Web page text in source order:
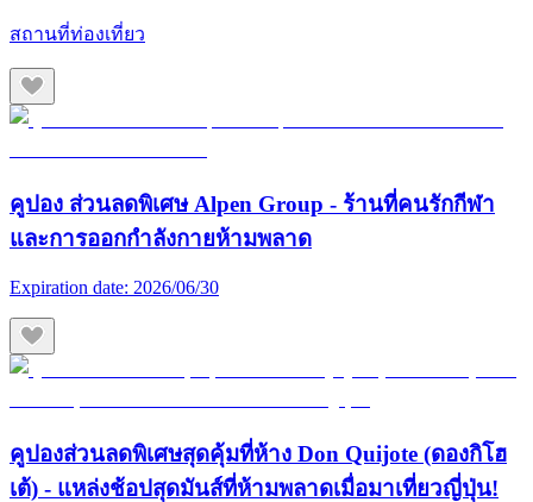
สถานที่ท่องเที่ยว
คูปอง ส่วนลดพิเศษ Alpen Group - ร้านที่คนรักกีฬา
และการออกกำลังกายห้ามพลาด
Expiration date: 2026/06/30
คูปองส่วนลดพิเศษสุดคุ้มที่ห้าง Don Quijote (ดองกิโฮ
เต้) - แหล่งช้อปสุดมันส์ที่ห้ามพลาดเมื่อมาเที่ยวญี่ปุ่น!